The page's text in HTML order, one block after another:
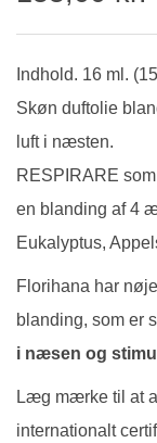
Indhold. 16 ml.
Skøn duftolie
luft i næsten.
RESPIRARE
en blanding af 4
Eukalyptus,
Florihana har
blanding, som er
i næsen og
Læg mærke til at
internationalt